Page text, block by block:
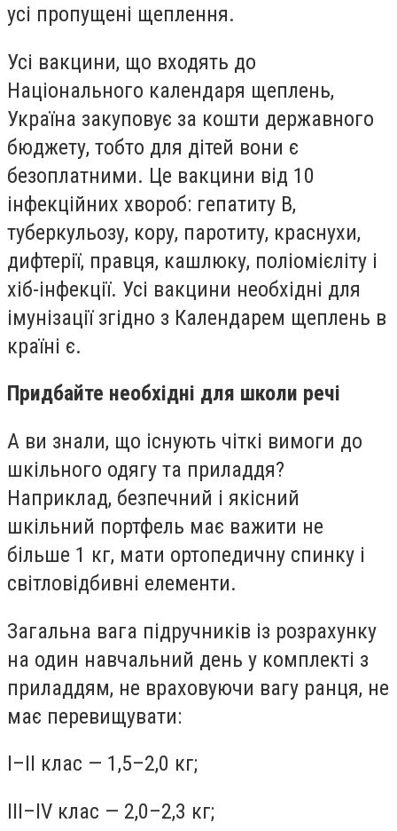
усі пропущені щеплення.
Усі вакцини, що входять до
Національного календаря щеплень,
Україна закуповує за кошти державного
бюджету, тобто для дітей вони є
безоплатними. Це вакцини від 10
інфекційних хвороб: гепатиту В,
туберкульозу, кору, паротиту, краснухи,
дифтерії, правця, кашлюку, поліомієліту і
хіб-інфекції. Усі вакцини необхідні для
імунізації згідно з Календарем щеплень в
країні є.
Придбайте необхідні для школи речі
А ви знали, що існують чіткі вимоги до
шкільного одягу та приладдя?
Наприклад, безпечний і якісний
шкільний портфель має важити не
більше 1 кг, мати ортопедичну спинку і
світловідбивні елементи.
Загальна вага підручників із розрахунку
на один навчальний день у комплекті з
приладдям, не враховуючи вагу ранця, не
має перевищувати:
I–II клас — 1,5–2,0 кг;
III–IV клас — 2,0–2,3 кг;